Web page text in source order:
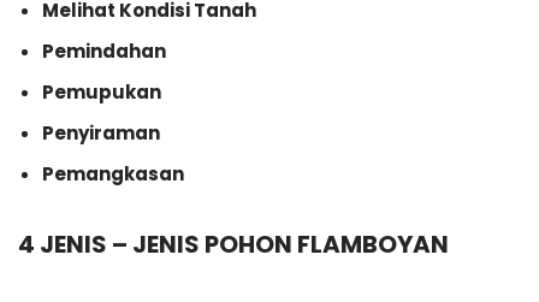
Melihat Kondisi Tanah
Pemindahan
Pemupukan
Penyiraman
Pemangkasan
4 JENIS – JENIS POHON FLAMBOYAN